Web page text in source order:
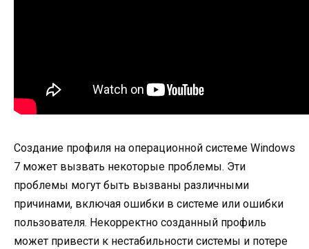
Создание профиля на операционной системе Windows
7 может вызвать некоторые проблемы. Эти
проблемы могут быть вызваны различными
причинами, включая ошибки в системе или ошибки
пользователя. Некорректно созданный профиль
может привести к нестабильности системы и потере